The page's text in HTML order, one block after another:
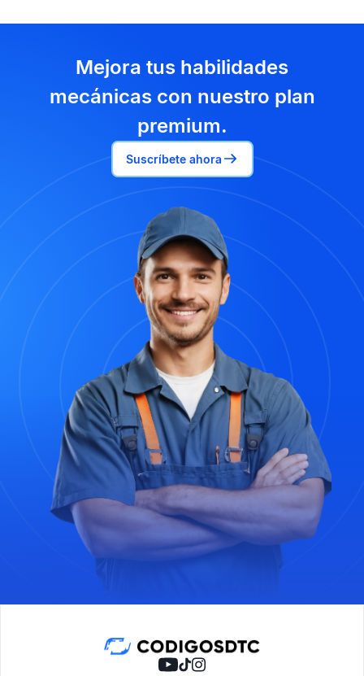
Mejora tus habilidades
mecánicas con nuestro plan
premium.
Suscríbete ahora